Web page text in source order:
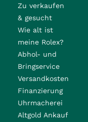
Zu verkaufen
& gesucht
Wie alt ist
meine Rolex?
Abhol- und
Bringservice
Versandkosten
Finanzierung
Uhrmacherei
Altgold Ankauf